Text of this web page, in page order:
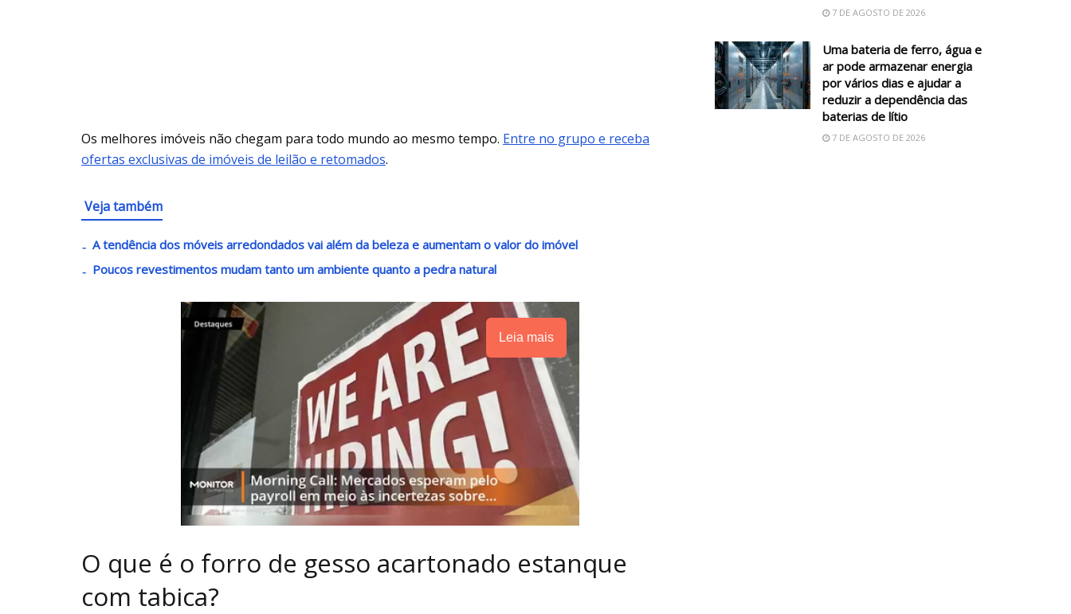
Os melhores imóveis não chegam para todo mundo ao mesmo tempo. Entre no grupo e receba
ofertas exclusivas de imóveis de leilão e retomados.
Veja também
A tendência dos móveis arredondados vai além da beleza e aumentam o valor do imóvel
Poucos revestimentos mudam tanto um ambiente quanto a pedra natural
Leia mais
O que é o forro de gesso acartonado estanque
com tabica?
7 DE AGOSTO DE 2026
Uma bateria de ferro, água e
ar pode armazenar energia
por vários dias e ajudar a
reduzir a dependência das
baterias de lítio
7 DE AGOSTO DE 2026